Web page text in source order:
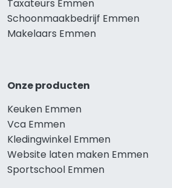
Taxateurs Emmen
Schoonmaakbedrijf Emmen
Makelaars Emmen
Onze producten
Keuken Emmen
Vca Emmen
Kledingwinkel Emmen
Website laten maken Emmen
Sportschool Emmen